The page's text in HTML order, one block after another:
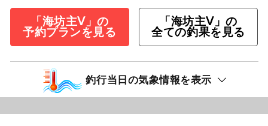
「海坊主Ⅴ」の
予約プランを見る
「海坊主Ⅴ」の
全ての釣果を見る
釣行当日の気象情報を表示